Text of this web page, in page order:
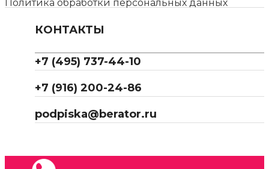
Политика обработки персональных данных
КОНТАКТЫ
+7 (495) 737-44-10
+7 (916) 200-24-86
podpiska@berator.ru